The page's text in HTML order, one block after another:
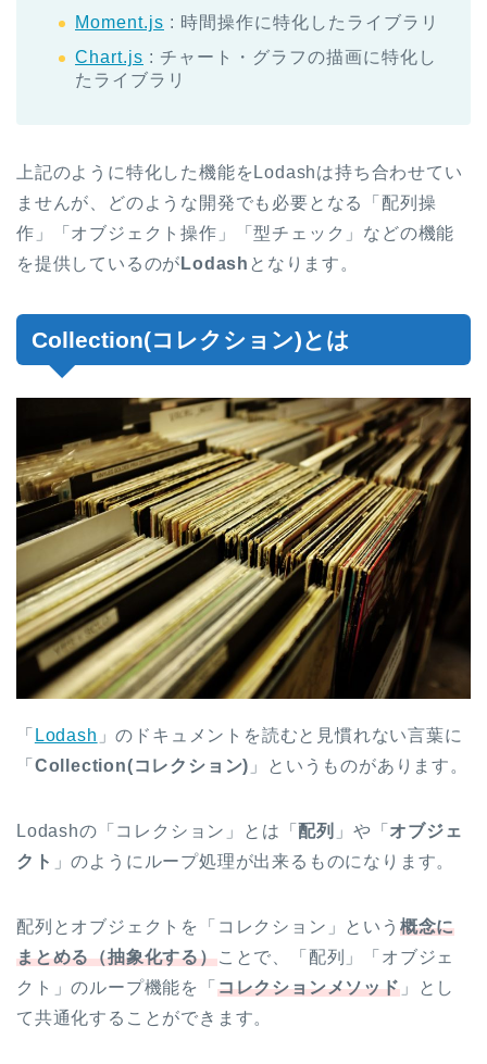
Moment.js : 時間操作に特化したライブラリ
Chart.js : チャート・グラフの描画に特化し
たライブラリ
上記のように特化した機能をLodashは持ち合わせてい
ませんが、どのような開発でも必要となる「配列操
作」「オブジェクト操作」「型チェック」などの機能
を提供しているのが Lodash となります。
Collection(コレクション)とは
「 Lodash 」のドキュメントを読むと見慣れない言葉に
「 Collection(コレクション) 」というものがあります。
Lodashの「コレクション」とは「 配列 」や「 オブジェ
クト 」のようにループ処理が出来るものになります。
配列とオブジェクトを「コレクション」という 概念に
まとめる（抽象化する）ことで、「配列」「オブジェ
クト」のループ機能を「 コレクションメソッド」とし
て共通化することができます。